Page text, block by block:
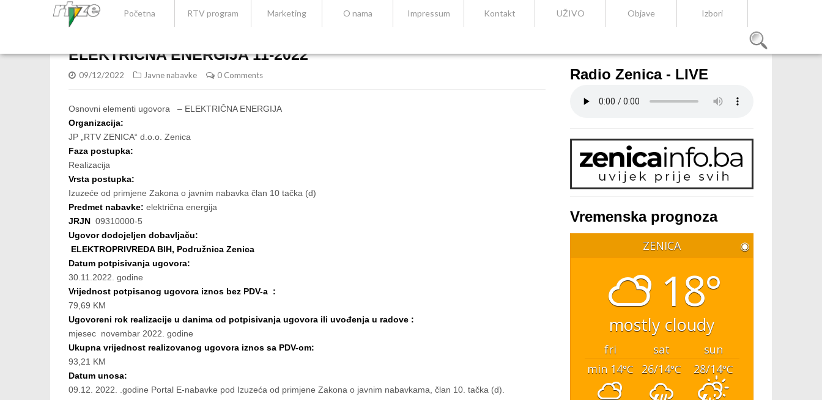
Početna RTV program Marketing O nama Impressum Kontakt UŽIVO Objave Izbori
ELEKTRIČNA ENERGIJA 11-2022
09/12/2022 Javne nabavke 0 Comments
Osnovni elementi ugovora – ELEKTRIČNA ENERGIJA
Organizacija:
JP „RTV ZENICA“ d.o.o. Zenica
Faza postupka:
Realizacija
Vrsta postupka:
Izuzeće od primjene Zakona o javnim nabavka član 10 tačka (d)
Predmet nabavke: električna energija
JRJN 09310000-5
Ugovor dodojeljen dobavljaču:
ELEKTROPRIVREDA BIH, Podružnica Zenica
Datum potpisivanja ugovora:
30.11.2022. godine
Vrijednost potpisanog ugovora iznos bez PDV-a :
79,69 KM
Ugovoreni rok realizacije u danima od potpisivanja ugovora ili uvođenja u radove :
mjesec novembar 2022. godine
Ukupna vrijednost realizovanog ugovora iznos sa PDV-om:
93,21 KM
Datum unosa:
09.12. 2022. .godine Portal E-nabavke pod Izuzeća od primjene Zakona o javnim nabavkama, član 10. tačka (d).
Radio Zenica - LIVE
Vremenska prognoza
ZENICA ◉
18°
mostly cloudy
fri sat
sun
min 14°C 26/14°C 28/14°C